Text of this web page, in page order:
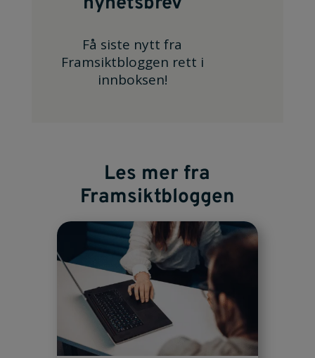
Få siste nytt fra
Framsiktbloggen rett i
innboksen!
Les mer fra
Framsiktbloggen